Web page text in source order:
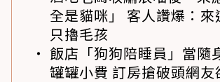
全是貓咪」 客人讚爆：來
只擼毛孩
飯店「狗狗陪睡員」當隨
罐罐小費 訂房搶破頭網友